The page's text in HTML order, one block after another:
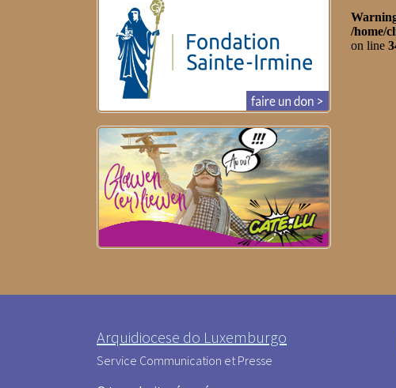
Arquidiocese do Luxemburgo
Service Communication et Presse